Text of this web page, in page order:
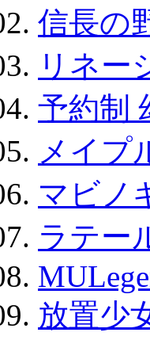
信長の
リネー
予約制
メイプ
マビノ
ラテー
放置少